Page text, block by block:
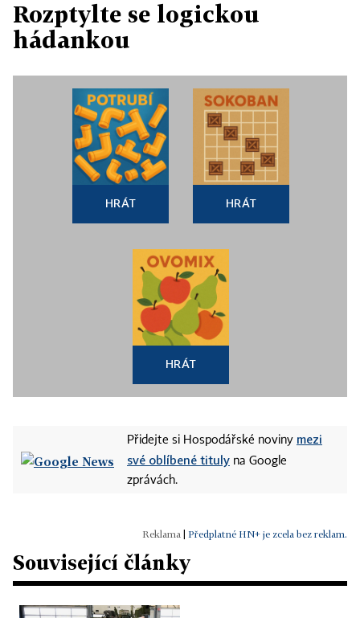
Rozptylte se logickou
hádankou
HRÁT HRÁT
HRÁT
Přidejte si Hospodářské noviny mezi
své oblíbené tituly na Google
zprávách.
Předplatné HN+ je zcela bez reklam.
Související články